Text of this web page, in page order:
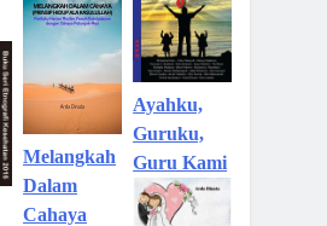
Melangkah
Dalam
Cahaya
Ayahku,
Guruku,
Guru Kami